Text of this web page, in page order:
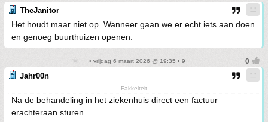
TheJanitor
Het houdt maar niet op. Wanneer gaan we er echt iets aan doen
en genoeg buurthuizen openen.
• vrijdag 6 maart 2026 @ 19:35 • 9
Jahr00n
Fakkelteit
Na de behandeling in het ziekenhuis direct een factuur
erachteraan sturen.